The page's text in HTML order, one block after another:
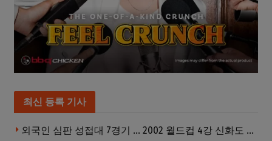
최신 등록 기사
외국인 심판 성접대 7경기 … 2002 월드컵 4강 신화도 흔들